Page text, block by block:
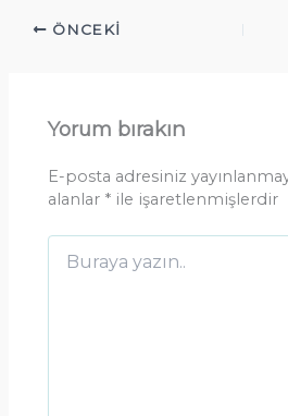
ÖNCEKI
Yorum bırakın
E-posta adresiniz
alanlar * ile işaretlenmişlerdir
Buraya
yazın..